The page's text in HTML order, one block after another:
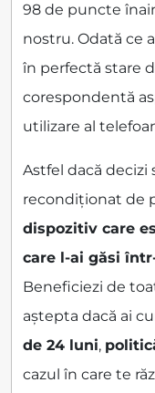
98 de puncte
nostru. Odată ce
în perfectă stare
corespondentă
utilizare al
Astfel dacă
recondiționat de
dispozitiv care
care l-ai găsi
Beneficiezi de
aștepta dacă ai
de 24 luni,
cazul în care te